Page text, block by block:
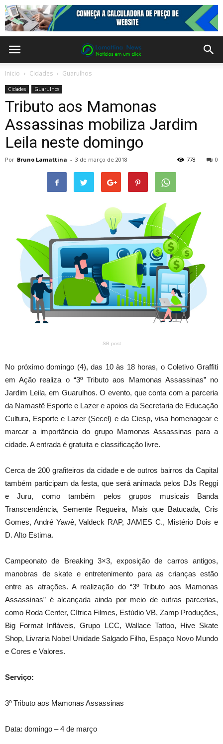
Inicio Cidades Guarulhos
Cidades Guarulhos
Tributo aos Mamonas
Assassinas mobiliza Jardim
Leila neste domingo
Por Bruno Lamattina - 3 de março de 2018 0
778
SB post
No próximodomingo (4), das 10 às 18 horas, o Coletivo Graffiti
em Ação realiza o “3º Tributo aos Mamonas Assassinas” no
Jardim Leila, em Guarulhos. O evento, que conta com a parceria
da Namastê Esporte e Lazer e apoios da Secretaria de Educação
Cultura, Esporte e Lazer (Secel) e da Ciesp, visa homenagear e
marcar a importância do grupo Mamonas Assassinas para a
cidade. A entrada é gratuita e classificação livre.
Cerca de 200 grafiteiros da cidade e de outros bairros da Capital
também participam da festa, que será animada pelos DJs Reggi
e Juru, como também pelos grupos musicais Banda
Transcendência, Semente Regueira, Mais que Batucada, Cris
Gomes, André Yawê, Valdeck RAP, JAMES C., Mistério Dois e
D. Alto Estima.
Campeonato de Breaking 3×3, exposição de carros antigos,
manobras de skate e entretenimento para as crianças estão
entre as atrações. A realização do “3º Tributo aos Mamonas
Assassinas” é alcançada ainda por meio de outras parcerias,
como Roda Center, Cítrica Filmes, Estúdio VB, Zamp Produções,
Big Format Infláveis, Grupo LCC, Wallace Tattoo, Hive Skate
Shop, Livraria Nobel Unidade Salgado Filho, Espaço Novo Mundo
e Cores e Valores.
Serviço:
3º Tributo aos Mamonas Assassinas
Data: domingo –4 de março